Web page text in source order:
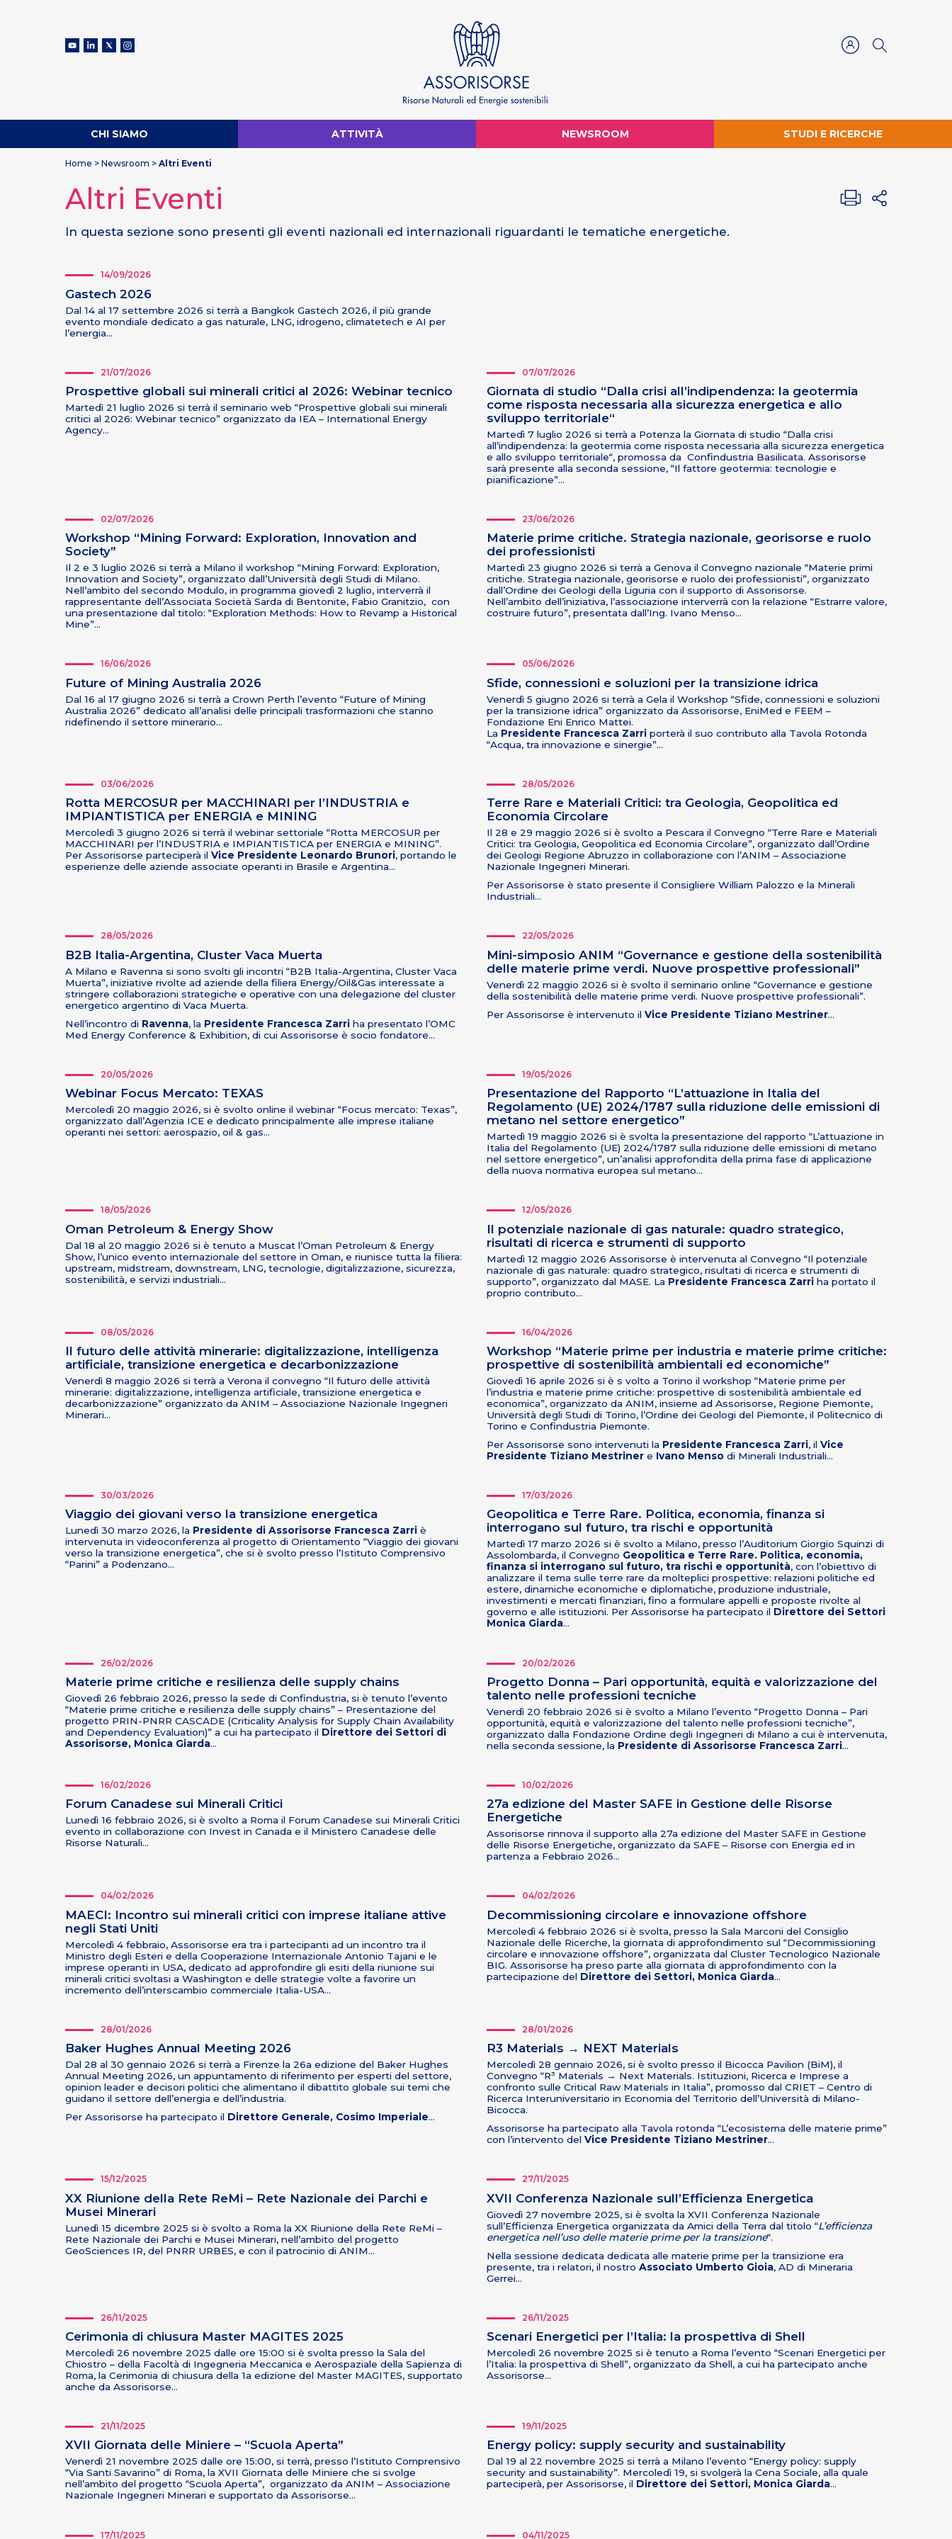
CHI SIAMO ATTIVITÀ NEWSROOM STUDI E RICERCHE
Home > Newsroom > Altri Eventi
Altri Eventi
In questa sezione sono presenti gli eventi nazionali ed internazionali riguardanti le tematiche energetiche.
14/09/2026
Gastech 2026
Dal 14 al 17 settembre 2026 si terrà a Bangkok Gastech 2026, il più grande
evento mondiale dedicato a gas naturale, LNG, idrogeno, climatetech e AI per
l’energia…
21/07/2026
Prospettive globali sui minerali critici al 2026: Webinar tecnico
Martedì 21 luglio 2026 si terrà il seminario web “Prospettive globali sui minerali
critici al 2026: Webinar tecnico” organizzato da IEA – International Energy
Agency…
07/07/2026
Giornata di studio “Dalla crisi all’indipendenza: la geotermia
come risposta necessaria alla sicurezza energetica e allo
sviluppo territoriale“
Martedì 7 luglio 2026 si terrà a Potenza la Giornata di studio “Dalla crisi
all’indipendenza: la geotermia come risposta necessaria alla sicurezza energetica
e allo sviluppo territoriale“, promossa da Confindustria Basilicata. Assorisorse
sarà presente alla seconda sessione, “Il fattore geotermia: tecnologie e
pianificazione”…
02/07/2026
Workshop “Mining Forward: Exploration, Innovation and
Society”
Il 2 e 3 luglio 2026 si terrà a Milano il workshop “Mining Forward: Exploration,
Innovation and Society”, organizzato dall’Università degli Studi di Milano.
Nell’ambito del secondo Modulo, in programma giovedì 2 luglio, interverrà il
rappresentante dell’Associata Società Sarda di Bentonite, Fabio Granitzio, con
una presentazione dal titolo: “Exploration Methods: How to Revamp a Historical
Mine”…
23/06/2026
Materie prime critiche. Strategia nazionale, georisorse e ruolo
dei professionisti
Martedì 23 giugno 2026 si terrà a Genova il Convegno nazionale “Materie primi
critiche. Strategia nazionale, georisorse e ruolo dei professionisti”, organizzato
dall’Ordine dei Geologi della Liguria con il supporto di Assorisorse.
Nell’ambito dell’iniziativa, l’associazione interverrà con la relazione “Estrarre valore,
costruire futuro”, presentata dall’Ing. Ivano Menso…
16/06/2026
Future of Mining Australia 2026
Dal 16 al 17 giugno 2026 si terrà a Crown Perth l’evento “Future of Mining
Australia 2026” dedicato all’analisi delle principali trasformazioni che stanno
ridefinendo il settore minerario…
05/06/2026
Sfide, connessioni e soluzioni per la transizione idrica
Venerdì 5 giugno 2026 si terrà a Gela il Workshop “Sfide, connessioni e soluzioni
per la transizione idrica” organizzato da Assorisorse, EniMed e FEEM –
Fondazione Eni Enrico Mattei.
La Presidente Francesca Zarri porterà il suo contributo alla Tavola Rotonda
“Acqua, tra innovazione e sinergie”…
03/06/2026
Rotta MERCOSUR per MACCHINARI per l’INDUSTRIA e
IMPIANTISTICA per ENERGIA e MINING
Mercoledì 3 giugno 2026 si terrà il webinar settoriale “Rotta MERCOSUR per
MACCHINARI per l’INDUSTRIA e IMPIANTISTICA per ENERGIA e MINING”.
Per Assorisorse parteciperà il Vice Presidente Leonardo Brunori, portando le
esperienze delle aziende associate operanti in Brasile e Argentina…
28/05/2026
Terre Rare e Materiali Critici: tra Geologia, Geopolitica ed
Economia Circolare
Il 28 e 29 maggio 2026 si è svolto a Pescara il Convegno “Terre Rare e Materiali
Critici: tra Geologia, Geopolitica ed Economia Circolare”, organizzato dall’Ordine
dei Geologi Regione Abruzzo in collaborazione con l’ANIM – Associazione
Nazionale Ingegneri Minerari.
Per Assorisorse è stato presente il Consigliere William Palozzo e la Minerali
Industriali…
28/05/2026
B2B Italia-Argentina, Cluster Vaca Muerta
A Milano e Ravenna si sono svolti gli incontri “B2B Italia-Argentina, Cluster Vaca
Muerta”, iniziative rivolte ad aziende della filiera Energy/Oil&Gas interessate a
stringere collaborazioni strategiche e operative con una delegazione del cluster
energetico argentino di Vaca Muerta.
Nell’incontro di Ravenna, la Presidente Francesca Zarri ha presentato l’OMC
Med Energy Conference & Exhibition, di cui Assorisorse è socio fondatore…
22/05/2026
Mini-simposio ANIM “Governance e gestione della sostenibilità
delle materie prime verdi. Nuove prospettive professionali”
Venerdì 22 maggio 2026 si è svolto il seminario online “Governance e gestione
della sostenibilità delle materie prime verdi. Nuove prospettive professionali”.
Per Assorisorse è intervenuto il Vice Presidente Tiziano Mestriner…
20/05/2026
Webinar Focus Mercato: TEXAS
Mercoledì 20 maggio 2026, si è svolto online il webinar “Focus mercato: Texas”,
organizzato dall’Agenzia ICE e dedicato principalmente alle imprese italiane
operanti nei settori: aerospazio, oil & gas…
19/05/2026
Presentazione del Rapporto “L’attuazione in Italia del
Regolamento (UE) 2024/1787 sulla riduzione delle emissioni di
metano nel settore energetico”
Martedì 19 maggio 2026 si è svolta la presentazione del rapporto “L’attuazione in
Italia del Regolamento (UE) 2024/1787 sulla riduzione delle emissioni di metano
nel settore energetico”, un’analisi approfondita della prima fase di applicazione
della nuova normativa europea sul metano…
18/05/2026
Oman Petroleum & Energy Show
Dal 18 al 20 maggio 2026 si è tenuto a Muscat l’Oman Petroleum & Energy
Show, l’unico evento internazionale del settore in Oman, e riunisce tutta la filiera:
upstream, midstream, downstream, LNG, tecnologie, digitalizzazione, sicurezza,
sostenibilità, e servizi industriali…
12/05/2026
Il potenziale nazionale di gas naturale: quadro strategico,
risultati di ricerca e strumenti di supporto
Martedì 12 maggio 2026 Assorisorse è intervenuta al Convegno “Il potenziale
nazionale di gas naturale: quadro strategico, risultati di ricerca e strumenti di
supporto”, organizzato dal MASE. La Presidente Francesca Zarri ha portato il
proprio contributo…
08/05/2026
Il futuro delle attività minerarie: digitalizzazione, intelligenza
artificiale, transizione energetica e decarbonizzazione
Venerdì 8 maggio 2026 si terrà a Verona il convegno “Il futuro delle attività
minerarie: digitalizzazione, intelligenza artificiale, transizione energetica e
decarbonizzazione” organizzato da ANIM – Associazione Nazionale Ingegneri
Minerari…
16/04/2026
Workshop “Materie prime per industria e materie prime critiche:
prospettive di sostenibilità ambientali ed economiche”
Giovedì 16 aprile 2026 si è s volto a Torino il workshop “Materie prime per
l’industria e materie prime critiche: prospettive di sostenibilità ambientale ed
economica”, organizzato da ANIM, insieme ad Assorisorse, Regione Piemonte,
Università degli Studi di Torino, l’Ordine dei Geologi del Piemonte, il Politecnico di
Torino e Confindustria Piemonte.
Per Assorisorse sono intervenuti la Presidente Francesca Zarri, il Vice
Presidente Tiziano Mestriner e Ivano Menso di Minerali Industriali…
30/03/2026
Viaggio dei giovani verso la transizione energetica
Lunedì 30 marzo 2026, la Presidente di Assorisorse Francesca Zarri è
intervenuta in videoconferenza al progetto di Orientamento “Viaggio dei giovani
verso la transizione energetica”, che si è svolto presso l’Istituto Comprensivo
“Parini” a Podenzano…
17/03/2026
Geopolitica e Terre Rare. Politica, economia, finanza si
interrogano sul futuro, tra rischi e opportunità
Martedì 17 marzo 2026 si è svolto a Milano, presso l’Auditorium Giorgio Squinzi di
Assolombarda, il Convegno Geopolitica e Terre Rare. Politica, economia,
finanza si interrogano sul futuro, tra rischi e opportunità, con l’obiettivo di
analizzare il tema sulle terre rare da molteplici prospettive: relazioni politiche ed
estere, dinamiche economiche e diplomatiche, produzione industriale,
investimenti e mercati finanziari, fino a formulare appelli e proposte rivolte al
governo e alle istituzioni. Per Assorisorse ha partecipato il Direttore dei Settori
Monica Giarda…
26/02/2026
Materie prime critiche e resilienza delle supply chains
Giovedì 26 febbraio 2026, presso la sede di Confindustria, si è tenuto l’evento
“Materie prime critiche e resilienza delle supply chains” – Presentazione del
progetto PRIN-PNRR CASCADE (Criticality Analysis for Supply Chain Availability
and Dependency Evaluation)” a cui ha partecipato il Direttore dei Settori di
Assorisorse, Monica Giarda…
20/02/2026
Progetto Donna – Pari opportunità, equità e valorizzazione del
talento nelle professioni tecniche
Venerdì 20 febbraio 2026 si è svolto a Milano l’evento “Progetto Donna – Pari
opportunità, equità e valorizzazione del talento nelle professioni tecniche”,
organizzato dalla Fondazione Ordine degli Ingegneri di Milano a cui è intervenuta,
nella seconda sessione, la Presidente di Assorisorse Francesca Zarri…
16/02/2026
Forum Canadese sui Minerali Critici
Lunedì 16 febbraio 2026, si è svolto a Roma il Forum Canadese sui Minerali Critici
evento in collaborazione con Invest in Canada e il Ministero Canadese delle
Risorse Naturali…
10/02/2026
27a edizione del Master SAFE in Gestione delle Risorse
Energetiche
Assorisorse rinnova il supporto alla 27a edizione del Master SAFE in Gestione
delle Risorse Energetiche, organizzato da SAFE – Risorse con Energia ed in
partenza a Febbraio 2026…
04/02/2026
MAECI: Incontro sui minerali critici con imprese italiane attive
negli Stati Uniti
Mercoledì 4 febbraio, Assorisorse era tra i partecipanti ad un incontro tra il
Ministro degli Esteri e della Cooperazione Internazionale Antonio Tajani e le
imprese operanti in USA, dedicato ad approfondire gli esiti della riunione sui
minerali critici svoltasi a Washington e delle strategie volte a favorire un
incremento dell’interscambio commerciale Italia-USA…
04/02/2026
Decommissioning circolare e innovazione offshore
Mercoledì 4 febbraio 2026 si è svolta, presso la Sala Marconi del Consiglio
Nazionale delle Ricerche, la giornata di approfondimento sul “Decommissioning
circolare e innovazione offshore”, organizzata dal Cluster Tecnologico Nazionale
BIG. Assorisorse ha preso parte alla giornata di approfondimento con la
partecipazione del Direttore dei Settori, Monica Giarda…
28/01/2026
Baker Hughes Annual Meeting 2026
Dal 28 al 30 gennaio 2026 si terrà a Firenze la 26a edizione del Baker Hughes
Annual Meeting 2026, un appuntamento di riferimento per esperti del settore,
opinion leader e decisori politici che alimentano il dibattito globale sui temi che
guidano il settore dell’energia e dell’industria.
Per Assorisorse ha partecipato il Direttore Generale, Cosimo Imperiale…
28/01/2026
R3 Materials → NEXT Materials
Mercoledì 28 gennaio 2026, si è svolto presso il Bicocca Pavilion (BiM), il
Convegno “R³ Materials → Next Materials. Istituzioni, Ricerca e Imprese a
confronto sulle Critical Raw Materials in Italia”, promosso dal CRIET – Centro di
Ricerca Interuniversitario in Economia del Territorio dell’Università di Milano-
Bicocca.
Assorisorse ha partecipato alla Tavola rotonda “L’ecosistema delle materie prime”
con l’intervento del Vice Presidente Tiziano Mestriner…
15/12/2025
XX Riunione della Rete ReMi – Rete Nazionale dei Parchi e
Musei Minerari
Lunedì 15 dicembre 2025 si è svolto a Roma la XX Riunione della Rete ReMi –
Rete Nazionale dei Parchi e Musei Minerari, nell’ambito del progetto
GeoSciences IR, del PNRR URBES, e con il patrocinio di ANIM…
27/11/2025
XVII Conferenza Nazionale sull’Efficienza Energetica
Giovedì 27 novembre 2025, si è svolta la XVII Conferenza Nazionale
sull’Efficienza Energetica organizzata da Amici della Terra dal titolo “L’efficienza
energetica nell’uso delle materie prime per la transizione“.
Nella sessione dedicata dedicata alle materie prime per la transizione era
presente, tra i relatori, il nostro Associato Umberto Gioia, AD di Mineraria
Gerrei…
26/11/2025
Cerimonia di chiusura Master MAGITES 2025
Mercoledì 26 novembre 2025 dalle ore 15:00 si è svolta presso la Sala del
Chiostro – della Facoltà di Ingegneria Meccanica e Aerospaziale della Sapienza di
Roma, la Cerimonia di chiusura della 1a edizione del Master MAGITES, supportato
anche da Assorisorse…
26/11/2025
Scenari Energetici per l’Italia: la prospettiva di Shell
Mercoledì 26 novembre 2025 si è tenuto a Roma l’evento “Scenari Energetici per
l’Italia: la prospettiva di Shell”, organizzato da Shell, a cui ha partecipato anche
Assorisorse…
21/11/2025
XVII Giornata delle Miniere – “Scuola Aperta”
Venerdì 21 novembre 2025 dalle ore 15:00, si terrà, presso l’Istituto Comprensivo
“Via Santi Savarino” di Roma, la XVII Giornata delle Miniere che si svolge
nell’ambito del progetto “Scuola Aperta”, organizzato da ANIM – Associazione
Nazionale Ingegneri Minerari e supportato da Assorisorse…
19/11/2025
Energy policy: supply security and sustainability
Dal 19 al 22 novembre 2025 si terrà a Milano l’evento “Energy policy: supply
security and sustainability”. Mercoledì 19, si svolgerà la Cena Sociale, alla quale
parteciperà, per Assorisorse, il Direttore dei Settori, Monica Giarda…
17/11/2025 04/11/2025